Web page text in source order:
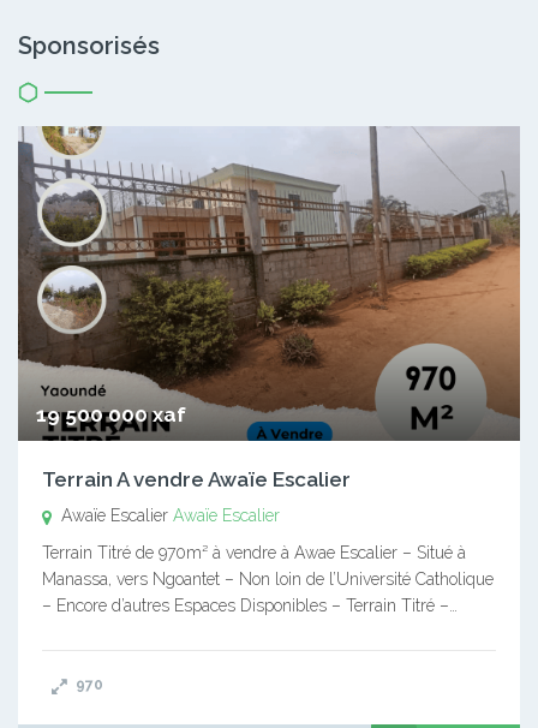
Sponsorisés
19 500 000 xaf
Terrain A vendre Awaïe Escalier
Awaïe Escalier Awaïe Escalier
Terrain Titré de 970m² à vendre à Awae Escalier – Situé à
Manassa, vers Ngoantet – Non loin de l’Université Catholique
– Encore d’autres Espaces Disponibles – Terrain Titré –…
970